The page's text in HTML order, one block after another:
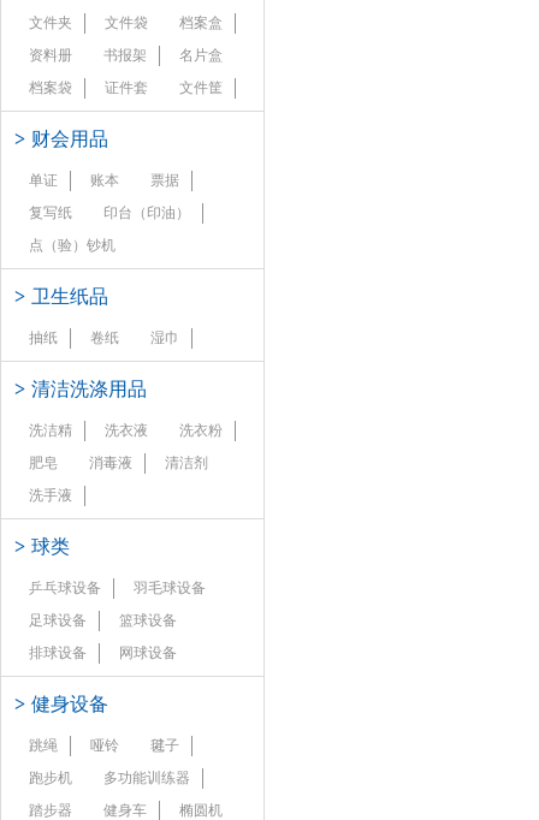
文件夹 文件袋
档案盒
资料册
书报架
名片盒
档案袋
证件套 文件筐
> 财会用品
单证 账本
票据
复写纸
印台（印油）
点（验）钞机
> 卫生纸品
抽纸 卷纸 湿巾
> 清洁洗涤用品
洗洁精 洗衣液
洗衣粉
肥皂
消毒液
清洁剂
洗手液
> 球类
乒乓球设备
羽毛球设备
足球设备
篮球设备
排球设备
网球设备
> 健身设备
跳绳 哑铃
毽子
跑步机
多功能训练器
踏步器
健身车
椭圆机